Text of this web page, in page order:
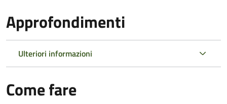
Approfondimenti
Ulteriori informazioni
Come fare